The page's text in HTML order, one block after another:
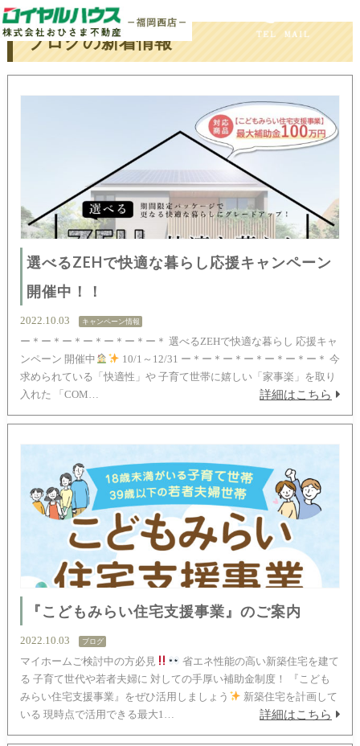
ホーム ブログ
ブログの新着情報
選べるZEHで快適な暮らし応援キャンペーン
開催中！！
2022.10.03 キャンペーン情報
ー＊ー＊ー＊ー＊ー＊ー＊ー＊ 選べるZEHで快適な暮らし 応援キャ
ンペーン 開催中
10/1～12/31 ー＊ー＊ー＊ー＊ー＊ー＊ー＊ 今
求められている「快適性」や 子育て世帯に嬉しい「家事楽」を取り
入れた 「COM…
詳細はこちら
『こどもみらい住宅支援事業』のご案内
2022.10.03 ブログ
マイホームご検討中の方必見
省エネ性能の高い新築住宅を建て
る 子育て世代や若者夫婦に 対しての手厚い補助金制度！ 『こども
みらい住宅支援事業』をぜひ活用しましょう
新築住宅を計画して
いる 現時点で活用できる最大1…
詳細はこちら